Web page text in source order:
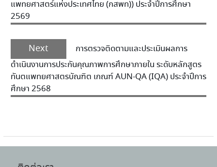
แพทยศาสตร์แห่งประเทศไทย (กสพท)) ประจำปีการศึกษา
2569
Next
การตรวจติดตามและประเมินผลการ
ดำเนินงานการประกันคุณภาพการศึกษาภายใน ระดับหลักสูตร
ทันตแพทยศาสตรบัณฑิต เกณฑ์ AUN-QA (IQA) ประจำปีการ
ศึกษา 2568